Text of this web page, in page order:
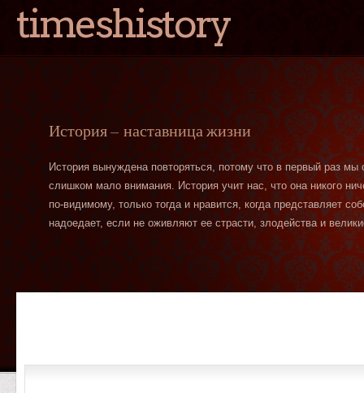
timeshistory
История — наставница жизни
История вынуждена повторяться, потому что в первый раз
слишком мало внимания. История учит нас, что она никого
по-видимому, только тогда и нравится, когда представляет
надоедает, если не оживляют ее страсти, злодейства и